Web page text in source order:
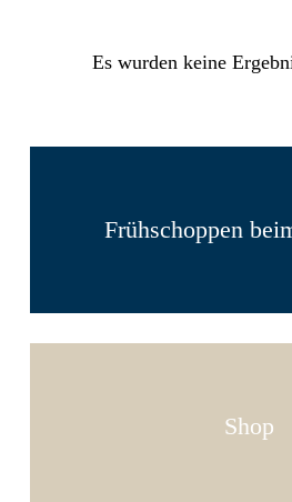
Es wurden keine
Frühschoppen
Shop